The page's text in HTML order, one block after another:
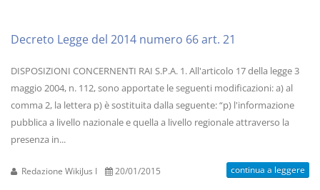
Decreto Legge del 2014 numero 66 art. 21
DISPOSIZIONI CONCERNENTI RAI S.P.A. 1. All'articolo 17 della legge 3
maggio 2004, n. 112, sono apportate le seguenti modificazioni: a) al
comma 2, la lettera p) è sostituita dalla seguente: “p) l'informazione
pubblica a livello nazionale e quella a livello regionale attraverso la
presenza in...
Redazione WikiJus I 20/01/2015 continua a leggere